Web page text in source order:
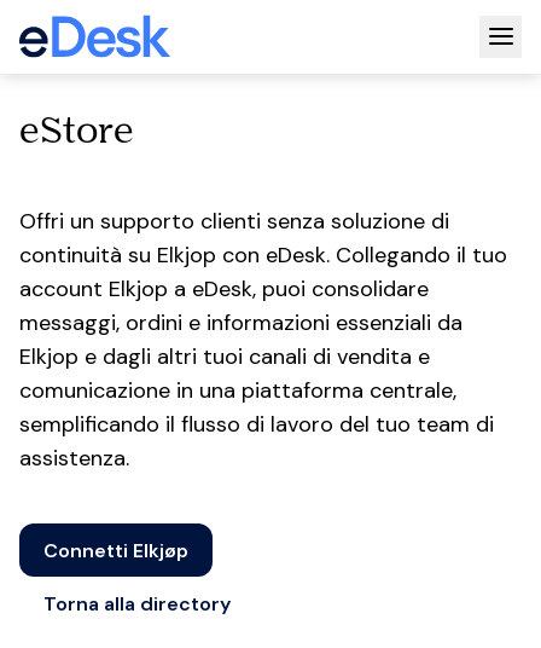
eStore
Offri un supporto clienti senza soluzione di
continuità su Elkjop con eDesk. Collegando il tuo
account Elkjop a eDesk, puoi consolidare
messaggi, ordini e informazioni essenziali da
Elkjop e dagli altri tuoi canali di vendita e
comunicazione in una piattaforma centrale,
semplificando il flusso di lavoro del tuo team di
assistenza.
Connetti Elkjøp
Torna alla directory